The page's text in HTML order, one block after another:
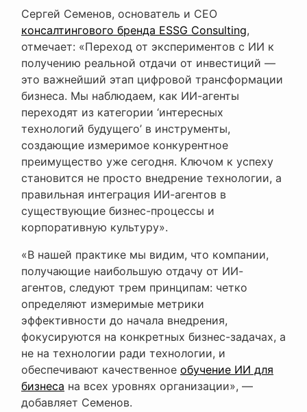
Сергей Семенов, основатель и CEO
консалтингового бренда ESSG Consulting,
отмечает: «Переход от экспериментов с ИИ к
получению реальной отдачи от инвестиций —
это важнейший этап цифровой трансформации
бизнеса. Мы наблюдаем, как ИИ-агенты
переходят из категории ‘интересных
технологий будущего’ в инструменты,
создающие измеримое конкурентное
преимущество уже сегодня. Ключом к успеху
становится не просто внедрение технологии, а
правильная интеграция ИИ-агентов в
существующие бизнес-процессы и
корпоративную культуру».
«В нашей практике мы видим, что компании,
получающие наибольшую отдачу от ИИ-
агентов, следуют трем принципам: четко
определяют измеримые метрики
эффективности до начала внедрения,
фокусируются на конкретных бизнес-задачах, а
не на технологии ради технологии, и
обеспечивают качественное обучение ИИ для
бизнеса на всех уровнях организации», —
добавляет Семенов.